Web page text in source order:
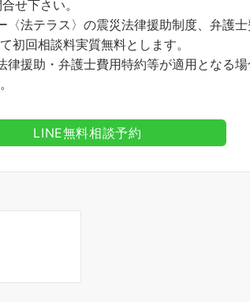
せ下さい。
〈法テラス〉の震災法律援助制度、弁護
初回相談料実質無料とします。
律援助・弁護士費用特約等が適用となる
LINE無料相談予約